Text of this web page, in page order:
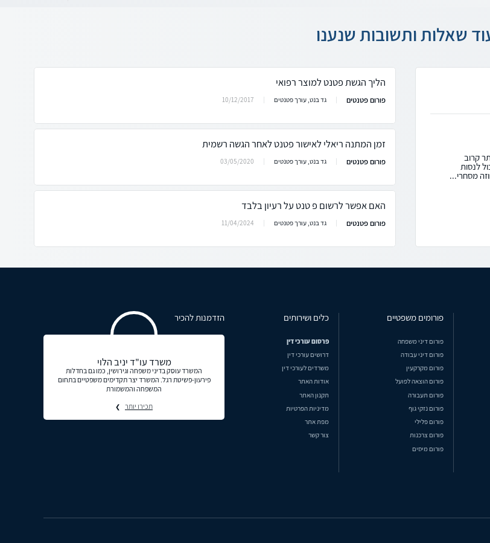
שאלות ותשובות שנענו
קרוב
לנסות
מסחרי...
הליך הגשת פטנט למוצר רפואי
פורום פטנטים גד בנט, עורך פטנטים 10/12/2017
זמן המתנה ריאלי לאישור פטנט לאחר הגשה רשמית
פורום פטנטים גד בנט, עורך פטנטים 03/05/2020
האם אפשר לרשום פ טנט על רעיון בלבד
פורום פטנטים גד בנט, עורך פטנטים 11/04/2024
פורומים משפטיים
פורום דיני משפחה
פורום דיני עבודה
פורום מקרקעין
פורום הוצאה לפועל
פורום תעבורה
פורום נזקי גוף
פורום פלילי
פורום צרכנות
פורום מיסים
כלים ושירותים
פרסום עורכי דין
דרושים עורכי דין
משרדים לעורכי דין
אודות האתר
תקנון האתר
מדיניות הפרטיות
מפת אתר
צור קשר
הזדמנות להכיר
משרד עו"ד יניב הלוי
המשרד עוסק בדיני משפחה וגירושין, כמו גם בחדלות
פירעון-פשיטת רגל. המשרד יצר תקדימים משפטיים בתחום
המשפחה והמשמורת
תכירו יותר